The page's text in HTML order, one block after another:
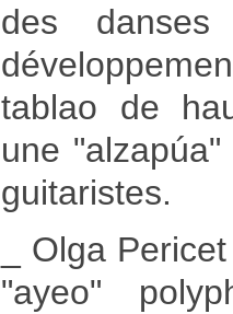
des
tablao de
une
guitaristes.
_ Olga
"ayeo"